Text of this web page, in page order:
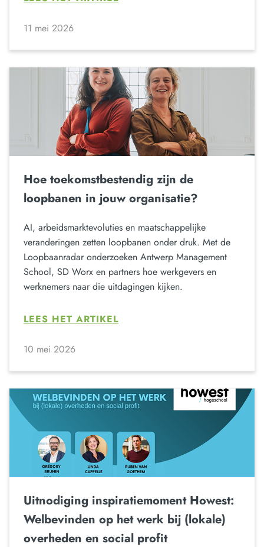
11 mei 2026
Hoe toekomstbestendig zijn de
loopbanen in jouw organisatie?
AI, arbeidsmarktevoluties en maatschappelijke
veranderingen zetten loopbanen onder druk. Met de
Loopbaanradar onderzoeken Antwerp Management
School, SD Worx en partners hoe werkgevers en
werknemers naar die uitdagingen kijken.
LEES HET ARTIKEL
10 mei 2026
Uitnodiging inspiratiemoment Howest:
Welbevinden op het werk bij (lokale)
overheden en social profit